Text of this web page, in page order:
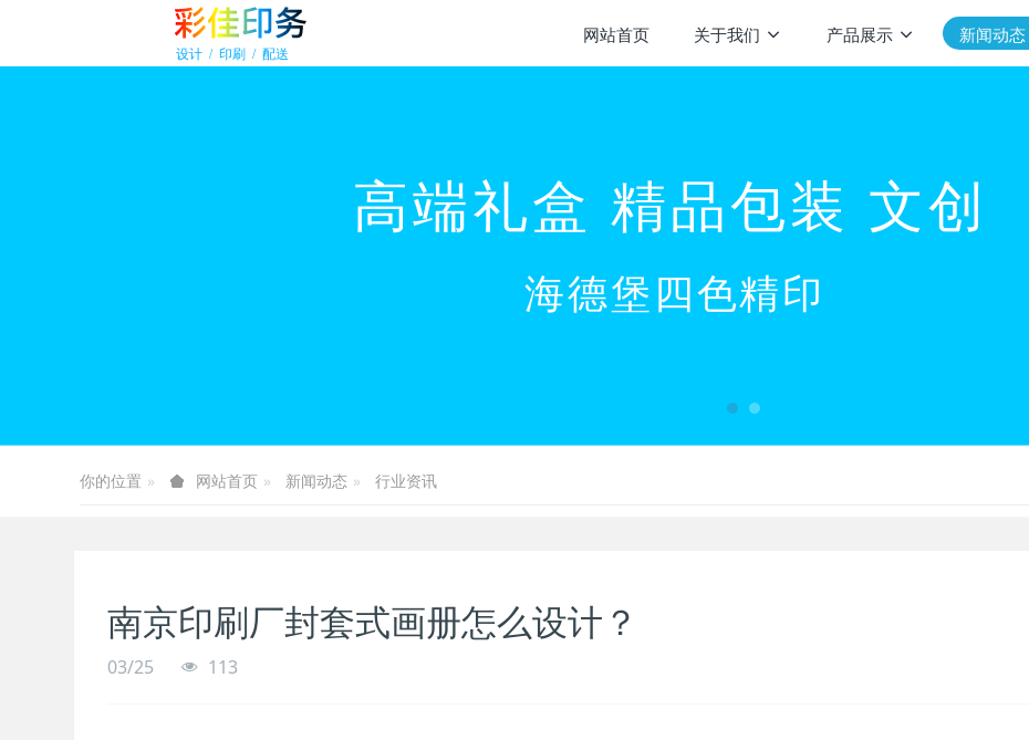
网站首页 关于我们 产品展示 新闻动态
你的位置 网站首页 新闻动态 行业资讯
南京印刷厂封套式画册怎么设计？
03/25 113